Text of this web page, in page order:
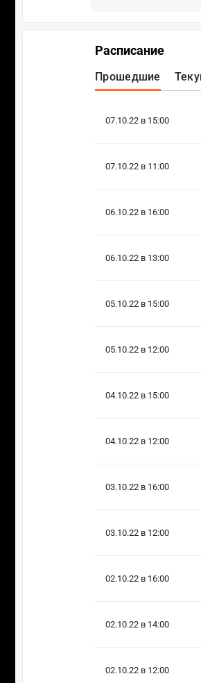
Расписание
Прошедшие
07.10.22 в 15:00
07.10.22 в 11:00
06.10.22 в 16:00
06.10.22 в 13:00
05.10.22 в 15:00
05.10.22 в 12:00
04.10.22 в 15:00
04.10.22 в 12:00
03.10.22 в 16:00
03.10.22 в 12:00
02.10.22 в 16:00
02.10.22 в 14:00
02.10.22 в 12:00